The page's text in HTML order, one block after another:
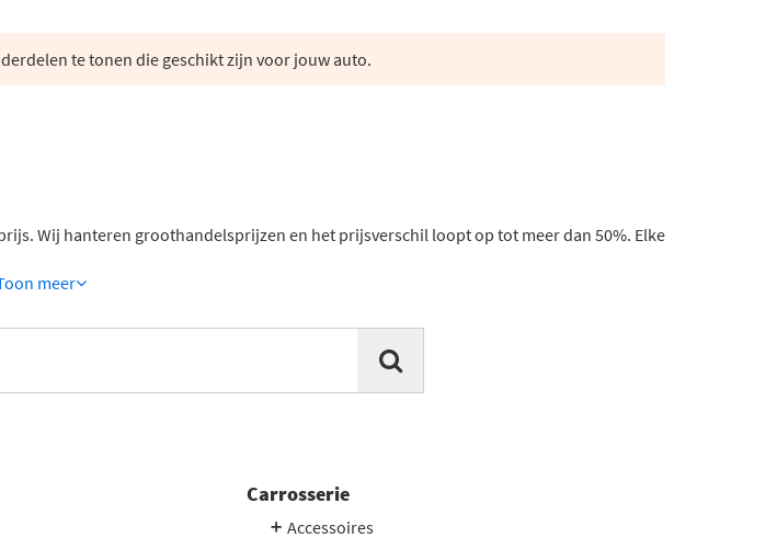
te tonen die geschikt zijn voor jouw auto.
Wij hanteren groothandelsprijzen en het prijsverschil loopt op tot meer dan 50%. Elke
Zo vindt u altijd het juiste auto-onderdeel. Twijfelt u? Vraag het onze
meer
Carrosserie
Accessoires